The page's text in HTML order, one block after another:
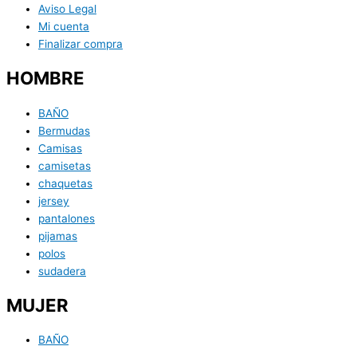
Aviso Legal
Mi cuenta
Finalizar compra
HOMBRE
BAÑO
Bermudas
Camisas
camisetas
chaquetas
jersey
pantalones
pijamas
polos
sudadera
MUJER
BAÑO